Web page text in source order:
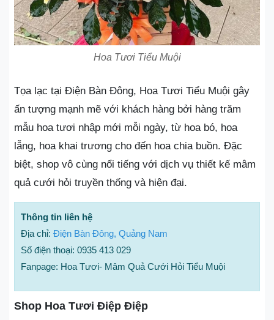
Hoa Tươi Tiểu Muội
Tọa lạc tại Điện Bàn Đông, Hoa Tươi Tiểu Muội gây
ấn tượng mạnh mẽ với khách hàng bởi hàng trăm
mẫu hoa tươi nhập mới mỗi ngày, từ hoa bó, hoa
lẵng, hoa khai trương cho đến hoa chia buồn. Đặc
biệt, shop vô cùng nổi tiếng với dịch vụ thiết kế mâm
quả cưới hỏi truyền thống và hiện đại.
Thông tin liên hệ
Địa chỉ: Điện Bàn Đông, Quảng Nam
Số điện thoại: 0935 413 029
Fanpage: Hoa Tươi- Mâm Quả Cưới Hỏi Tiểu Muội
Shop Hoa Tươi Điệp Điệp